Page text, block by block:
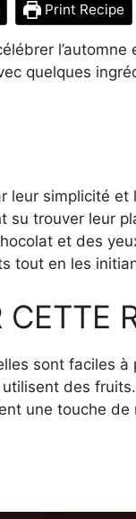
Print Recipe
quelques
simplicité
su trouver leur
et des
tout en les
sont faciles
des
une touche